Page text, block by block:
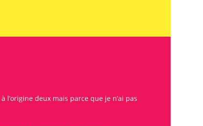
l’origine deux mais parce que je n’ai pas